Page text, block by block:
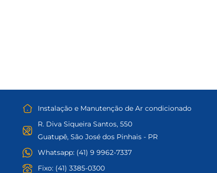
Instalação e Manutenção de Ar condicionado
R. Diva Siqueira Santos, 550
Guatupê, São José dos Pinhais - PR
Whatsapp: (41) 9 9962-7337
Fixo: (41) 3385-0300